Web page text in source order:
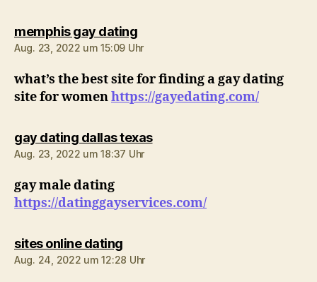
memphis gay datingsagt:
Aug. 23, 2022 um 15:09 Uhr
what’s the best site for finding a gay dating
site for womenhttps://gayedating.com/
gay dating dallas texassagt:
Aug. 23, 2022 um 18:37 Uhr
gay male dating
https://datinggayservices.com/
sites online datingsagt:
Aug. 24, 2022 um 12:28 Uhr